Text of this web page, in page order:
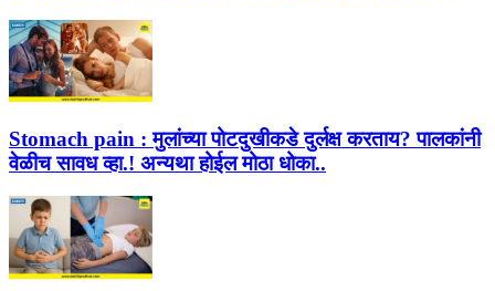
Stomach pain : मुलांच्या पोटदुखीकडे दुर्लक्ष करताय? पालकांनी
वेळीच सावध व्हा.! अन्यथा होईल मोठा धोका..